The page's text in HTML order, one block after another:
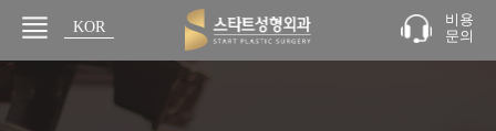
KOR
JPN
비용
문의